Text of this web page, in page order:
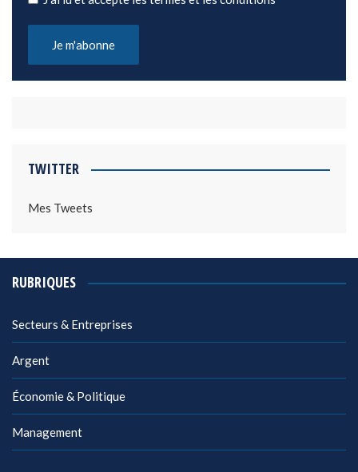
TWITTER
Mes Tweets
RUBRIQUES
Secteurs & Entreprises
Argent
Économie & Politique
Management